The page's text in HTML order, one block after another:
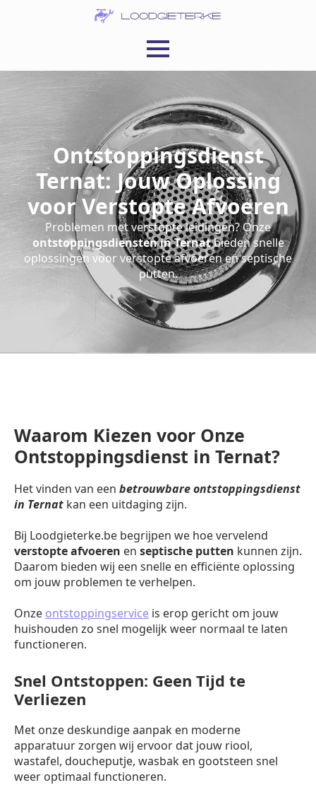
Ontstoppingsdienst
Ternat: Jouw Oplossing
voor Verstopte Afvoeren
Problemen met verstopte leidingen? Onze
ontstoppingsdiensten in Ternatbieden snelle
oplossingen voor verstopte afvoeren en septische
putten.
Waarom Kiezen voor Onze
Ontstoppingsdienst in Ternat?
Het vinden van een betrouwbare ontstoppingsdienst
in Ternat kan een uitdaging zijn.
Bij Loodgieterke.be begrijpen we hoe vervelend
verstopte afvoeren en septische putten kunnen zijn.
Daarom bieden wij een snelle en efficiënte oplossing
om jouw problemen te verhelpen.
Onze ontstoppingservice is erop gericht om jouw
huishouden zo snel mogelijk weer normaal te laten
functioneren.
Snel Ontstoppen: Geen Tijd te
Verliezen
Met onze deskundige aanpak en moderne
apparatuur zorgen wij ervoor dat jouw riool,
wastafel, doucheputje, wasbak en gootsteen snel
weer optimaal functioneren.